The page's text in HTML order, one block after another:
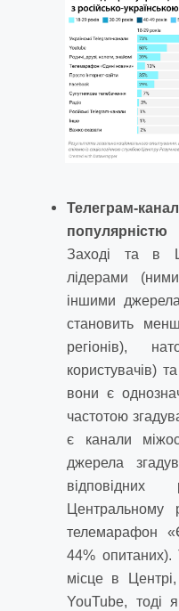
Телеграм-
популярністю
Заході та в
лідерами
іншими
становить
регіонів),
користувачів)
вони є
частотою
є канали
джерела
Центральному
телемарафон
44% опитаних).
місце в
YouTube, тоді